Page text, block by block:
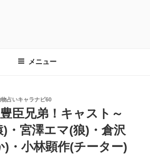
メニュー
物占いキャラナビ60
臣兄弟！キャスト～
・宮澤エマ(狼)・倉沢
)・小林顕作(チーター)